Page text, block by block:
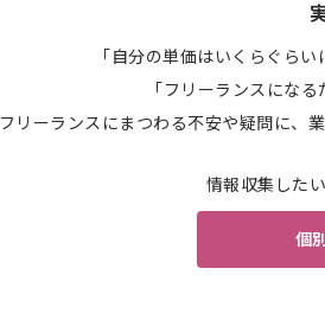
「自分の単価はいくらぐら
「フリーランスにな
フリーランスにまつわる不安や疑問に、
情報収集した
個